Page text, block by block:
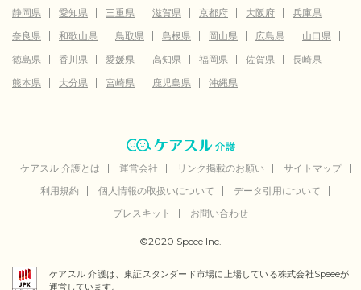
静岡県
愛知県 三重県 滋賀県 京都府 大阪府
兵庫県
奈良県
和歌山県 鳥取県 島根県 岡山県 広島県
山口県
徳島県
香川県 愛媛県 高知県 福岡県 佐賀県
長崎県
熊本県
大分県 宮崎県 鹿児島県 沖縄県
ケアスル 介護とは 運営会社 リンク掲載のお願い
サイトマップ
利用規約
個人情報の取扱いについて
データ引用について
プレスキット
お問い合わせ
©2020 Speee Inc.
ケアスル 介護は、東証スタンダード市場に上場している株式会社Speeeが
運営しています。